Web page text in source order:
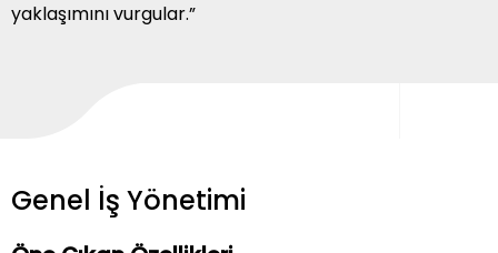
yaklaşımını vurgular.”
Genel İş Yönetimi